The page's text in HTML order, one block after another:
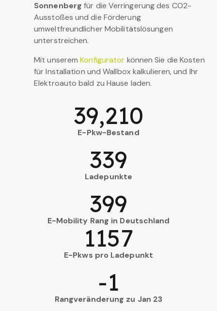
Sonnenberg für die Verringerung des CO2-
Ausstoßes und die Förderung
umweltfreundlicher Mobilitätslösungen
unterstreichen.
Mit unseremKonfigurator können Sie die Kosten
für Installation und Wallbox kalkulieren, und Ihr
Elektroauto bald zu Hause laden.
E-Pkw-Bestand
39,210
Ladepunkte
339
E-Mobility Rang in Deutschland
399
E-Pkws pro Ladepunkt
1157
Rangveränderung zu Jan 23
-1